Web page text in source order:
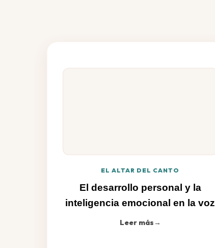
EL ALTAR DEL CANTO
El desarrollo personal y la
inteligencia emocional en la voz
Leer más→